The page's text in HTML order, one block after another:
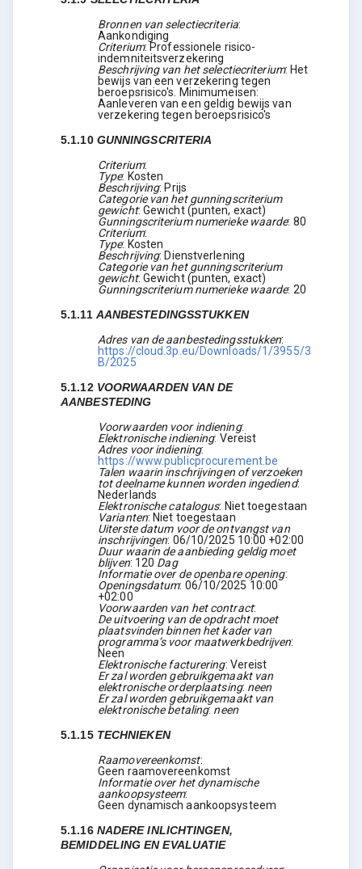
Bronnen van selectiecriteria:
Aankondiging
Criterium: Professionele risico-
indemniteitsverzekering
Beschrijving van het selectiecriterium: Het
bewijs van een verzekering tegen
beroepsrisico's. Minimumeisen:
Aanleveren van een geldig bewijs van
verzekering tegen beroepsrisico's
5.1.10 GUNNINGSCRITERIA
Criterium:
Type: Kosten
Beschrijving: Prijs
Categorie van het gunningscriterium
gewicht: Gewicht (punten, exact)
Gunningscriterium numerieke waarde: 80
Criterium:
Type: Kosten
Beschrijving: Dienstverlening
Categorie van het gunningscriterium
gewicht: Gewicht (punten, exact)
Gunningscriterium numerieke waarde: 20
5.1.11 AANBESTEDINGSSTUKKEN
Adres van de aanbestedingsstukken:
https://cloud.3p.eu/Downloads/1/3955/3
B/2025
5.1.12 VOORWAARDEN VAN DE
AANBESTEDING
Voorwaarden voor indiening:
Elektronische indiening: Vereist
Adres voor indiening:
https://www.publicprocurement.be
Talen waarin inschrijvingen of verzoeken
tot deelname kunnen worden ingediend:
Nederlands
Elektronische catalogus: Niet toegestaan
Varianten: Niet toegestaan
Uiterste datum voor de ontvangst van
inschrijvingen: 06/10/2025 10:00 +02:00
Duur waarin de aanbieding geldig moet
blijven: 120 Dag
Informatie over de openbare opening:
Openingsdatum: 06/10/2025 10:00
+02:00
Voorwaarden van het contract:
De uitvoering van de opdracht moet
plaatsvinden binnen het kader van
programma’s voor maatwerkbedrijven:
Neen
Elektronische facturering: Vereist
Er zal worden gebruikgemaakt van
elektronische orderplaatsing: neen
Er zal worden gebruikgemaakt van
elektronische betaling: neen
5.1.15 TECHNIEKEN
Raamovereenkomst:
Geen raamovereenkomst
Informatie over het dynamische
aankoopsysteem:
Geen dynamisch aankoopsysteem
5.1.16 NADERE INLICHTINGEN,
BEMIDDELING EN EVALUATIE